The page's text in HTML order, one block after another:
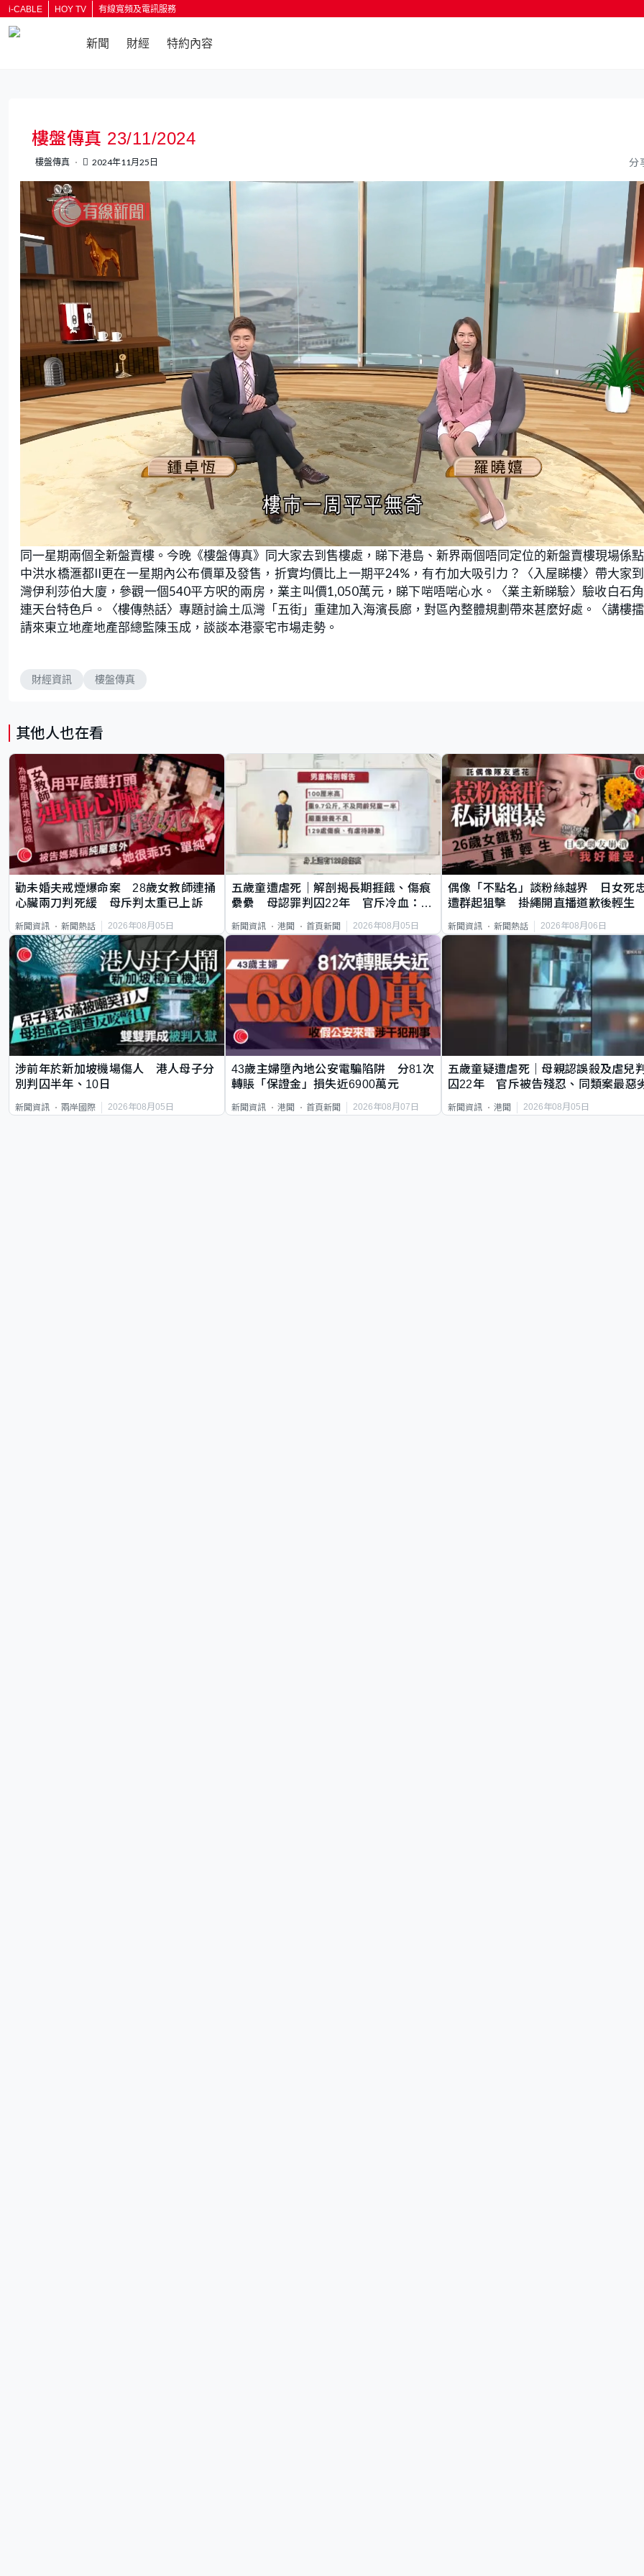
i-CABLE HOY TV 有線寬頻及電訊服務
新聞 財經 特約內容
樓盤傳真 23/11/2024
樓盤傳真 2024年11月25日 分
n
m
u
t
e
a
d
e
d
:
0
.
8
6
同一星期兩個全新盤賣樓。今晚《樓盤傳真》同大家去到售樓處，睇下港島、新界兩個唔同定位的新盤賣樓現場係
中洪水橋滙都II更在一星期內公布價單及發售，折實均價比上一期平24%，有冇加大吸引力？〈入屋睇樓〉帶大家
灣伊利莎伯大廈，參觀一個540平方呎的兩房，業主叫價1,050萬元，睇下啱唔啱心水。〈業主新睇驗〉驗收白石
連天台特色戶。〈樓傳熱話〉專題討論土瓜灣「五街」重建加入海濱長廊，對區內整體規劃帶來甚麼好處。〈講樓
請來東立地產地產部總監陳玉成，談談本港豪宅市場走勢。
財經資訊 樓盤傳真
其他人也在看
勸未婚夫戒煙爆命案 28歲女教師連捅
心臟兩刀判死緩 母斥判太重已上訴
新聞資訊 新聞熱話 2026年08月05日
五歲童遭虐死｜解剖揭長期捱餓、傷痕
纍纍 母認罪判囚22年 官斥冷血：同
新聞資訊 港聞 首頁新聞 2026年08月05日
偶像「不點名」談粉絲越界 日女死
遭群起狙擊 掛繩開直播道歉後輕生
新聞資訊 新聞熱話 2026年08月06日
涉前年於新加坡機場傷人 港人母子分
別判囚半年、10日
新聞資訊 兩岸國際 2026年08月05日
43歲主婦墮內地公安電騙陷阱 分81次
轉賬「保證金」損失近6900萬元
新聞資訊 港聞 首頁新聞 2026年08月07日
五歲童疑遭虐死｜母親認誤殺及虐兒
囚22年 官斥被告殘忍、同類案最惡
新聞資訊 港聞 2026年08月05日